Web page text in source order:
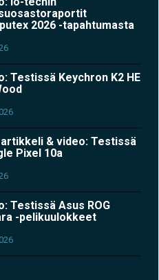
2026 -tapahtumasta
Testissä Keychron K2 HE
artikkeli & video: Testissä
Pixel 10a
Testissä Asus ROG
-pelikuulokkeet